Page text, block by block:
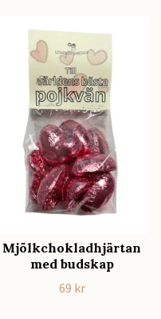
Mjölkchokladhjärtan
med budskap
69 kr